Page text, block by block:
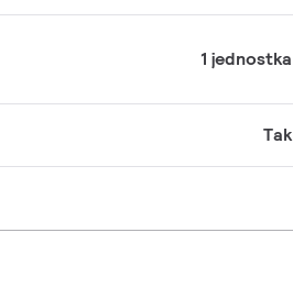
1 jednostka
Tak